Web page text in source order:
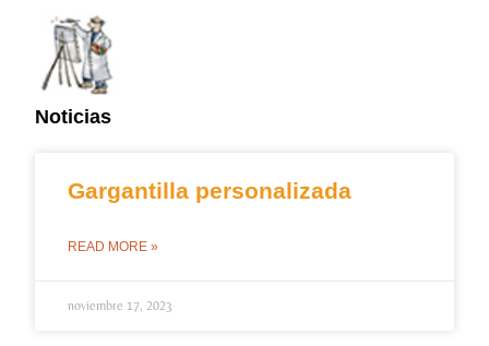
Noticias
Gargantilla personalizada
READ MORE »
noviembre 17, 2023